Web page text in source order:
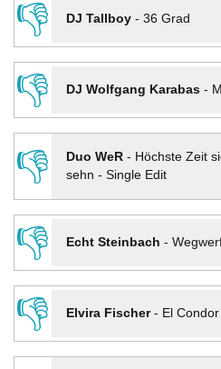
👎 DJ Tallboy- 36 Grad
👎
DJ Wolfgang Karabas-
👎
Duo WeR- Höchste Zeit
sehn - Single Edit
👎
Echt Steinbach -
👎
Elvira Fischer- El